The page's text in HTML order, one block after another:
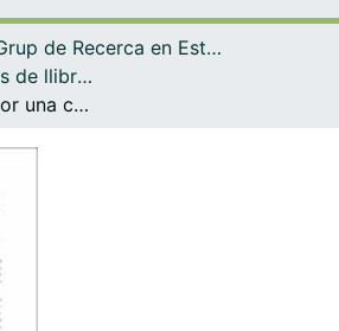
Navega per tot el DD
Grup de Recerca en Estudis del Discurs Acadèmic i Professional (EDAP).
Llibres / Capítols de llibre ( Grup de Recerca en Estudis del Discurs Acadèmic i Professional (EDAP))
Las iniciativas por una comunicación institucional más clara en España